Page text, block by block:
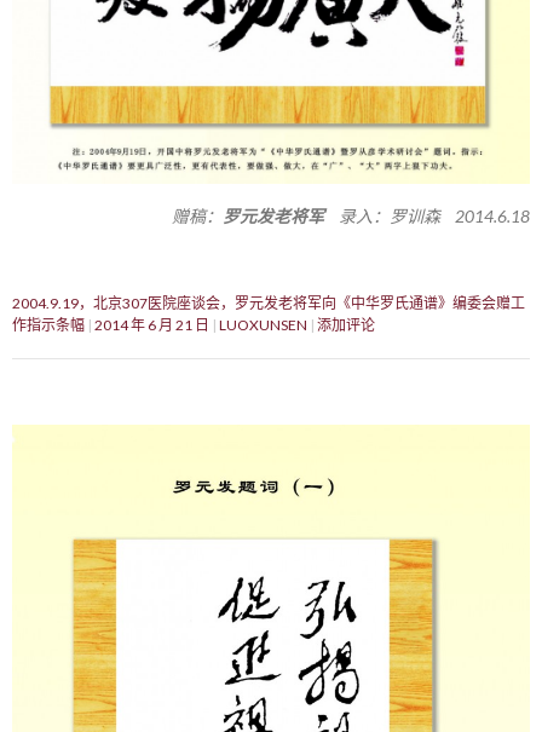
赠稿： 罗元发老将军录入：罗训森 2014.6.18
2004.9.19，北京307医院座谈会，罗元发老将军向《中华罗氏通谱》编委会赠工
作指示条幅 2014 年 6 月 21 日 LUOXUNSEN 添加评论